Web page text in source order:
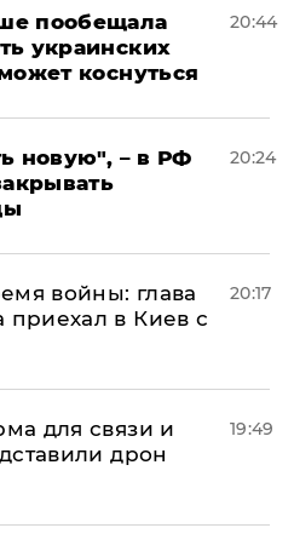
пообещала
украинских
коснуться
20:44
новую", – в РФ
20:24
войны: глава
в Киев с
20:17
для связи и
дрон
19:49